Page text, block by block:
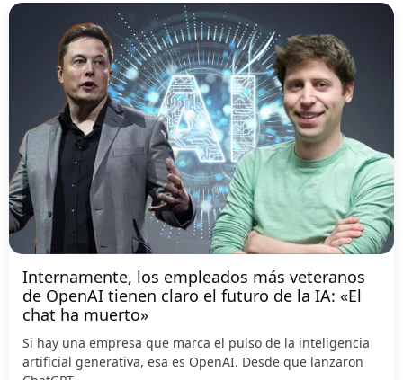
Internamente, los empleados más veteranos
de OpenAI tienen claro el futuro de la IA: «El
chat ha muerto»
Si hay una empresa que marca el pulso de la inteligencia
artificial generativa, esa es OpenAI. Desde que lanzaron